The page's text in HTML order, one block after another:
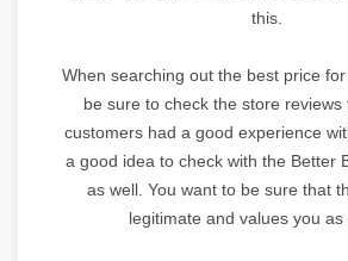
this.
When searching out the best price for
be sure to check the store
customers had a good experience
a good idea to check with the Better
as well. You want to be sure that
legitimate and values you as